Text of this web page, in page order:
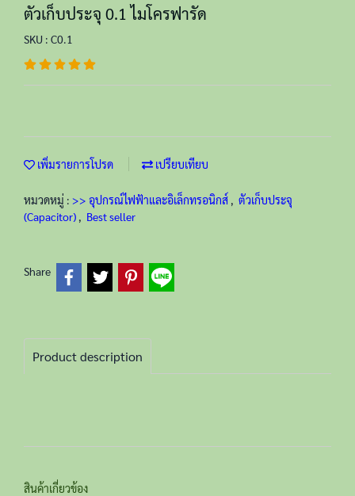
ตัวเก็บประจุ 0.1 ไมโครฟารัด
SKU : C0.1
เพิ่มรายการโปรด เปรียบเทียบ
หมวดหมู่ : >> อุปกรณ์ไฟฟ้าและอิเล็กทรอนิกส์ , ตัวเก็บประจุ
(Capacitor) , Best seller
Share
Product description
สินค้าเกี่ยวข้อง